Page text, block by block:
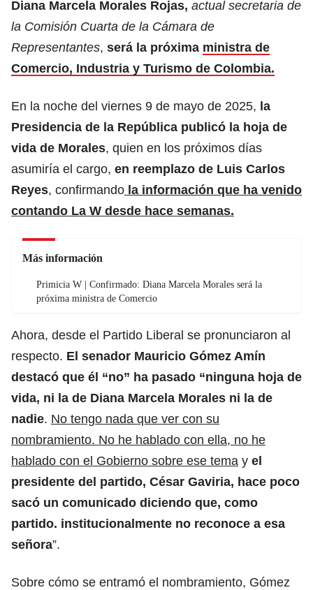
Diana Marcela Morales Rojas, actual secretaria de
la Comisión Cuarta de la Cámara de
Representantes, será la próxima ministra de
Comercio, Industria y Turismo de Colombia.
En la noche del viernes 9 de mayo de 2025, la
Presidencia de la República publicó la hoja de
vida de Morales, quien en los próximos días
asumiría el cargo, en reemplazo de Luis Carlos
Reyes, confirmando la información que ha venido
contando La W desde hace semanas.
Más información
Primicia W | Confirmado: Diana Marcela Morales será la
próxima ministra de Comercio
Ahora, desde el Partido Liberal se pronunciaron al
respecto. El senador Mauricio Gómez Amín
destacó que él “no” ha pasado “ninguna hoja de
vida, ni la de Diana Marcela Morales ni la de
nadie. No tengo nada que ver con su
nombramiento. No he hablado con ella, no he
hablado con el Gobierno sobre ese tema y el
presidente del partido, César Gaviria, hace poco
sacó un comunicado diciendo que, como
partido. institucionalmente no reconoce a esa
señora”.
Sobre cómo se entramó el nombramiento, Gómez